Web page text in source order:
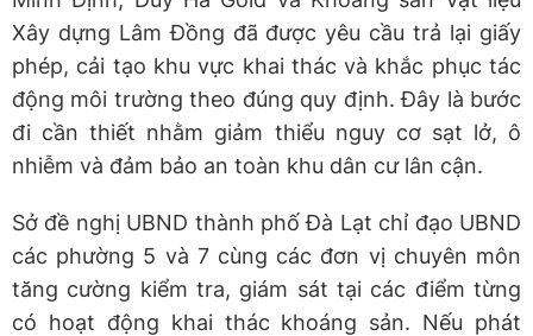
Xây dựng Lâm Đồng đã được yêu cầu trả lại giấy
phép, cải tạo khu vực khai thác và khắc phục tác
động môi trường theo đúng quy định. Đây là bước
đi cần thiết nhằm giảm thiểu nguy cơ sạt lở, ô
nhiễm và đảm bảo an toàn khu dân cư lân cận.
Sở đề nghị UBND thành phố Đà Lạt chỉ đạo UBND
các phường 5 và 7 cùng các đơn vị chuyên môn
tăng cường kiểm tra, giám sát tại các điểm từng
có hoạt động khai thác khoáng sản. Nếu phát